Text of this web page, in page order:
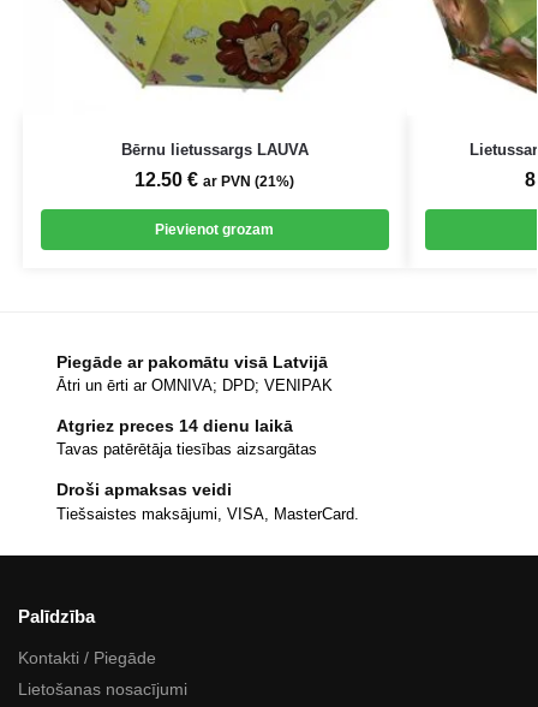
Bērnu lietussargs LAUVA
12.50€ ar PVN (21%)
Pievienot grozam
Piegāde ar pakomātu visā Latvijā
Ātri un ērti ar OMNIVA; DPD; VENIPAK
Atgriez preces 14 dienu laikā
Tavas patērētāja tiesības aizsargātas
Droši apmaksas veidi
Tiešsaistes maksājumi, VISA, MasterCard.
Palīdzība
Kontakti / Piegāde
Lietošanas nosacījumi